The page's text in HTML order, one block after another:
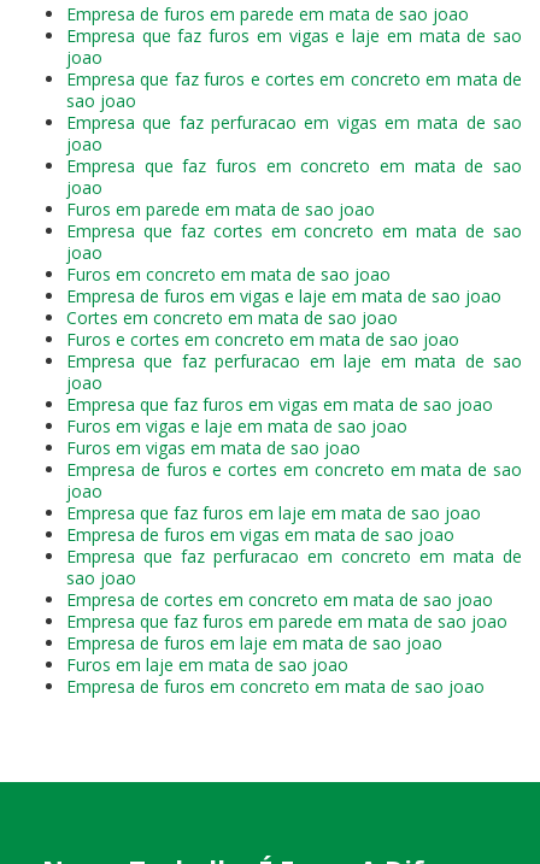
Empresa de furos em parede em mata de sao joao
Empresa que faz furos em vigas e laje em mata de sao
joao
Empresa que faz furos e cortes em concreto em mata de
sao joao
Empresa que faz perfuracao em vigas em mata de sao
joao
Empresa que faz furos em concreto em mata de sao
joao
Furos em parede em mata de sao joao
Empresa que faz cortes em concreto em mata de sao
joao
Furos em concreto em mata de sao joao
Empresa de furos em vigas e laje em mata de sao joao
Cortes em concreto em mata de sao joao
Furos e cortes em concreto em mata de sao joao
Empresa que faz perfuracao em laje em mata de sao
joao
Empresa que faz furos em vigas em mata de sao joao
Furos em vigas e laje em mata de sao joao
Furos em vigas em mata de sao joao
Empresa de furos e cortes em concreto em mata de sao
joao
Empresa que faz furos em laje em mata de sao joao
Empresa de furos em vigas em mata de sao joao
Empresa que faz perfuracao em concreto em mata de
sao joao
Empresa de cortes em concreto em mata de sao joao
Empresa que faz furos em parede em mata de sao joao
Empresa de furos em laje em mata de sao joao
Furos em laje em mata de sao joao
Empresa de furos em concreto em mata de sao joao